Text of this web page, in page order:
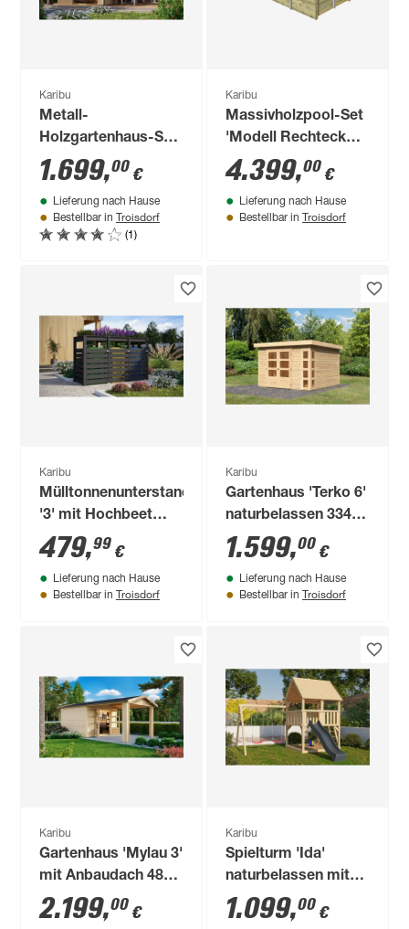
Karibu
Metall-
Holzgartenhaus-Set
'Komet 2 A'
Fichtenholz
naturbelassen
Metall
1.699,00 €
Lieferung nach Hause
Bestellbar in Troisdorf
(1)
Karibu
Massivholzpool-Set
'Modell Rechteck
pool-Set 3 A' 477 x
300 x 124 cm mit
Sonnendeck und
Einhängeleiter
4.399,00 €
Lieferung nach Hause
Bestellbar in Troisdorf
Karibu
Mülltonnenunterstand
'3' mit Hochbeet
anthrazit 238 x 142,6
x 87,6 cm
479,99 €
Lieferung nach Hause
Bestellbar in Troisdorf
Karibu
Gartenhaus 'Terko 6'
naturbelassen 334 x
216 x 331 cm
1.599,00 €
Lieferung nach Hause
Bestellbar in Troisdorf
Karibu
Gartenhaus 'Mylau 3'
mit Anbaudach 480
x 244 x 242 cm
naturfarben
2.199,00 €
Karibu
Spielturm 'Ida'
naturbelassen mit
Rutsche anthrazit,
Doppelschaukel 440
1.099,00 €